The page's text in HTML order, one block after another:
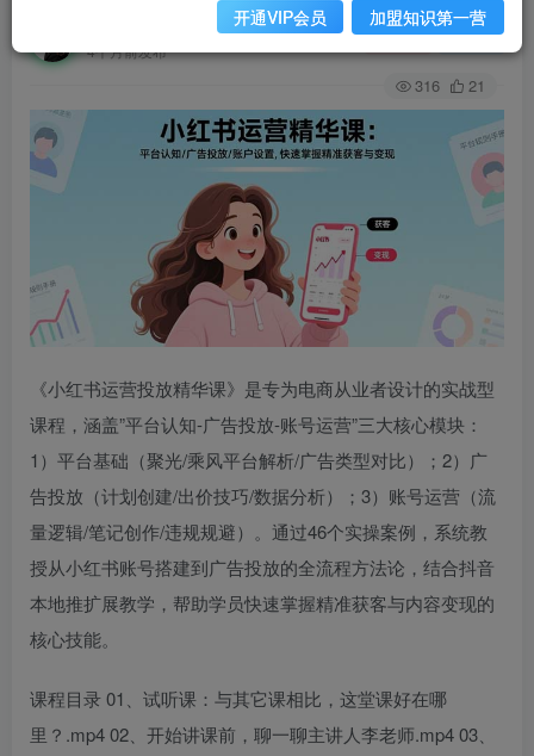
第一人副业终点站
4个月前发布
关注 私信
316 21
《小红书运营投放精华课》是专为电商从业者设计的实战型
课程，涵盖”平台认知-广告投放-账号运营”三大核心模块：
1）平台基础（聚光/乘风平台解析/广告类型对比）；2）广
告投放（计划创建/出价技巧/数据分析）；3）账号运营（流
量逻辑/笔记创作/违规规避）。通过46个实操案例，系统教
授从小红书账号搭建到广告投放的全流程方法论，结合抖音
本地推扩展教学，帮助学员快速掌握精准获客与内容变现的
核心技能。
课程目录 01、试听课：与其它课相比，这堂课好在哪
里？.mp4 02、开始讲课前，聊一聊主讲人李老师.mp4 03、
开通VIP会员 加盟知识第一营